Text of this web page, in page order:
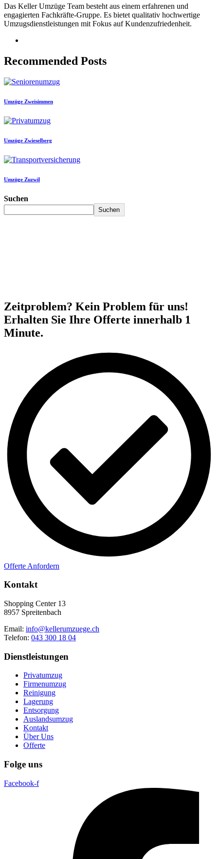
Das Keller Umzüge Team besteht aus einem erfahrenen und
engagierten Fachkräfte-Gruppe. Es bietet qualitativ hochwertige
Umzugsdienstleistungen mit Fokus auf Kundenzufriedenheit.
Recommended Posts
Umzüge Zweisimmen
Umzüge Zwieselberg
Umzüge Zuzwil
Suchen
Suchen
Zeitproblem? Kein Problem für uns!
Erhalten Sie Ihre Offerte innerhalb 1
Minute.
Offerte Anfordern
Kontakt
Shopping Center 13
8957 Spreitenbach
Email: info@kellerumzuege.ch
Telefon: 043 300 18 04
Dienstleistungen
Privatumzug
Firmenumzug
Reinigung
Lagerung
Entsorgung
Auslandsumzug
Kontakt
Über Uns
Offerte
Folge uns
Facebook-f